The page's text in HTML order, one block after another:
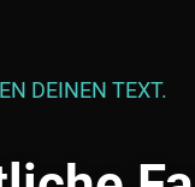
DEINEN TEXT.